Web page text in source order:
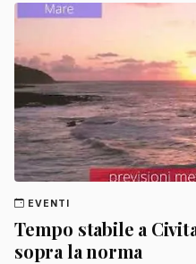
EVENTI
Tempo stabile a
sopra la norma